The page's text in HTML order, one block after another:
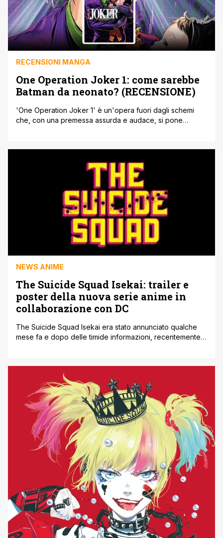
RECENSIONI MANGA
One Operation Joker 1: come sarebbe
Batman da neonato? (RECENSIONE)
'One Operation Joker 1' è un'opera fuori dagli schemi
che, con una premessa assurda e audace, si pone
questo manga si propone di trasformare il Cavaliere
Oscuro in un neonato, consegnando così la culla della
giustizia al celebre [']
NEWS ANIME
The Suicide Squad Isekai: trailer e
poster della nuova serie anime in
collaborazione con DC
The Suicide Squad Isekai era stato annunciato qualche
mese fa e dopo delle timide informazioni, recentemente è
franchise è diventato famoso negli ultimi anni grazie a due
live action, uno di successo e l'altro meno, ma fatto sta
che la [']